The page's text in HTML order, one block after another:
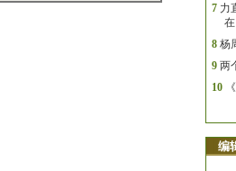
7 力
在
8 杨
9 两
10
编